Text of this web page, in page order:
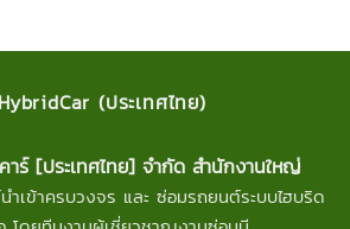
(ประเทศไทย)
ร์ [ประเทศไทย] จำกัด สำนักงานใหญ่
เข้าครบวงจร และ ซ่อมรถยนต์ระบบไฮบริด